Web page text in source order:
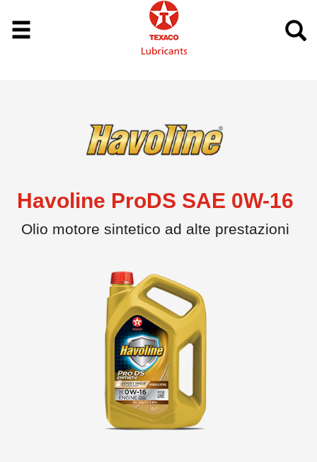
Havoline ProDS SAE 0W-16
Olio motore sintetico ad alte prestazioni